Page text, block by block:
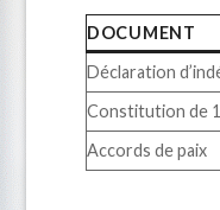
DOCUMENT
Déclaration
Constitution de
Accords de paix